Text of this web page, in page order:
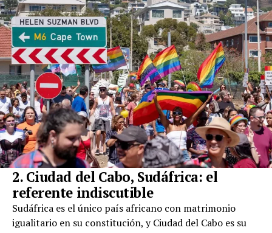
2. Ciudad del Cabo, Sudáfrica: el
referente indiscutible
Sudáfrica es el único país africano con matrimonio
igualitario en su constitución, y Ciudad del Cabo es su